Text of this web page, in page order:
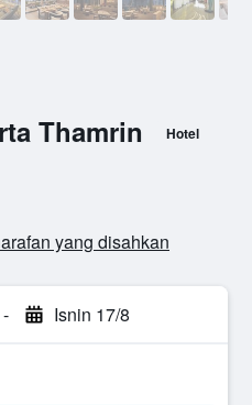
Thamrin Hotel
yang disahkan
- Isnin 17/8